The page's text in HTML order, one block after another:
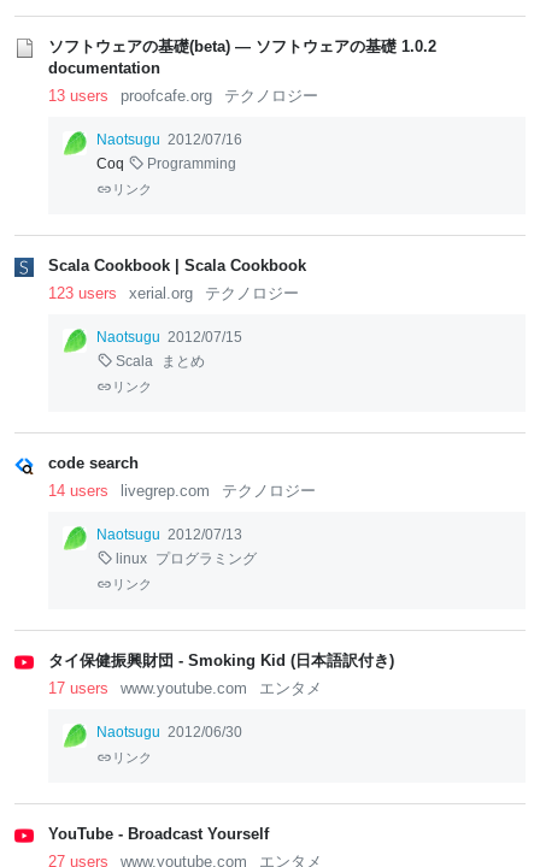
ソフトウェアの基礎(beta) — ソフトウェアの基礎 1.0.2
documentation
13 users
proofcafe.org テクノロジー
Naotsugu 2012/07/16
Coq
Programming
リンク
Scala Cookbook | Scala Cookbook
123 users
xerial.org テクノロジー
Naotsugu 2012/07/15
Scala
まとめ
リンク
code search
14 users
livegrep.com テクノロジー
Naotsugu 2012/07/13
linux プログラミング
リンク
タイ保健振興財団 - Smoking Kid (日本語訳付き)
17 users
www.youtube.com エンタメ
Naotsugu 2012/06/30
リンク
YouTube - Broadcast Yourself
27 users
www.youtube.com エンタメ